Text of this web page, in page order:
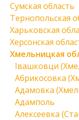
Сумская область
Тернопольская
Харьковская
Херсонская
Хмельницкая
Івашковци
Абрикосовка
Адамовка
Адамполь
Алексеевка